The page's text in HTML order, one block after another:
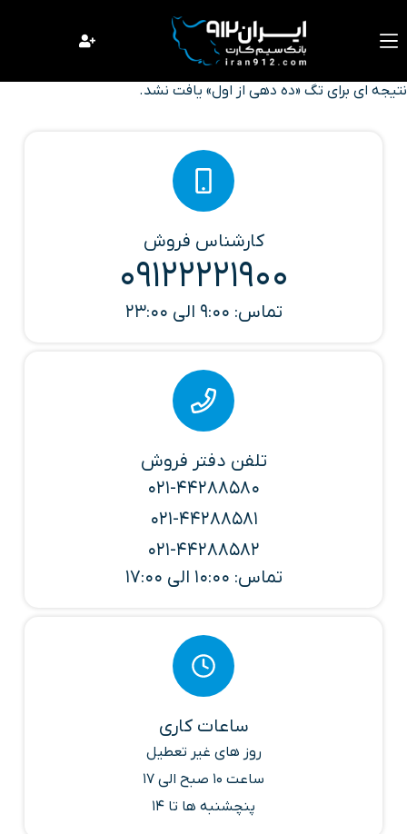
محتوا
نتیجه ای برای تگ «ده دهی از اول» یافت نشد.
کارشناس فروش
09122221900
تماس: 9:00 الی 23:00
تلفن دفتر فروش
021-44288580
021-44288581
021-44288582
تماس: 10:00 الی 17:00
ساعات کاری
روز های غیر تعطیل
ساعت 10 صبح الی 17
پنچشنبه ها تا 14